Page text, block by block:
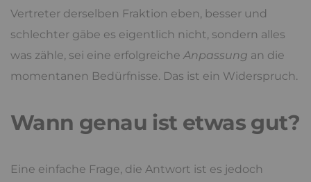
Vertreter derselben Fraktion eben, besser und
schlechter gäbe es eigentlich nicht, sondern alles
was zähle, sei eine erfolgreiche Anpassung an die
momentanen Bedürfnisse. Das ist ein Widerspruch.
Wann genau ist etwas gut?
Eine einfache Frage, die Antwort ist es jedoch